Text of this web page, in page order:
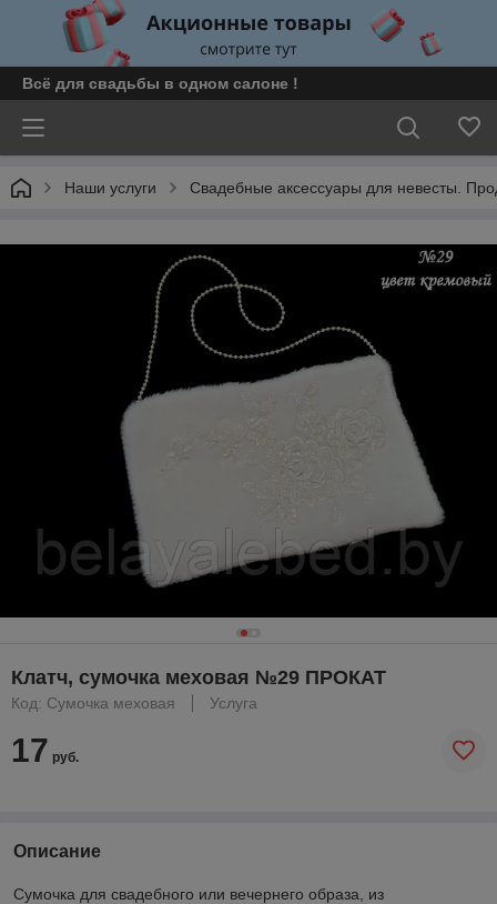
Всё для свадьбы в одном салоне !
Наши услуги Свадебные аксессуары для невесты.
Клатч, сумочка меховая №29 ПРОКАТ
Код: Сумочка меховая Услуга
17 руб.
Описание
Сумочка для свадебного или вечернего образа, из